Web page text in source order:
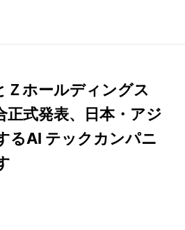
ホールディングス
正式発表、日本・アジ
るAI テックカンパニ